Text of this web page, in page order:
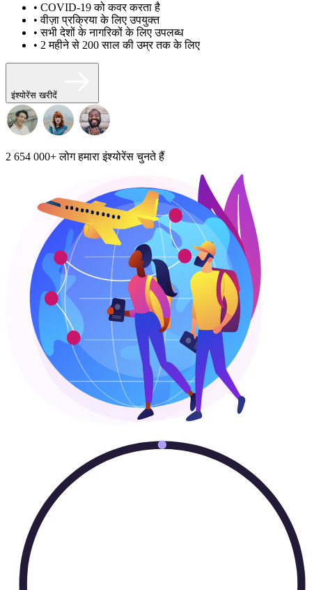
• COVID-19 को कवर करता है
• वीज़ा प्रक्रिया के लिए उपयुक्त
• सभी देशों के नागरिकों के लिए उपलब्ध
• 2 महीने से 200 साल की उम्र तक के लिए
इंश्योरेंस खरीदें
2 654 000+लोग हमारा इंश्योरेंस चुनते हैं